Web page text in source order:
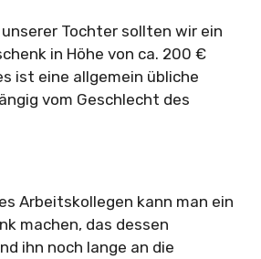
Tochter sollten wir ein
in Höhe von ca. 200 €
ist eine allgemein übliche
vom Geschlecht des
Arbeitskollegen kann man ein
machen, das dessen
ihn noch lange an die